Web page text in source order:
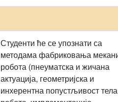
Студенти ће се упознати са
методама фабриковања
робота (пнеуматска и жичана
актуација, геометријска и
инхерентна попустљивост тела